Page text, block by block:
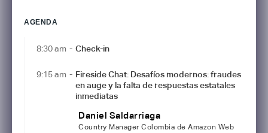
AGENDA
8:30 am - Check-in
9:15 am - Fireside Chat: Desafíos modernos: fraudes
en auge y la falta de respuestas estatales
inmediatas
Daniel Saldarriaga
Country Manager Colombia de Amazon Web